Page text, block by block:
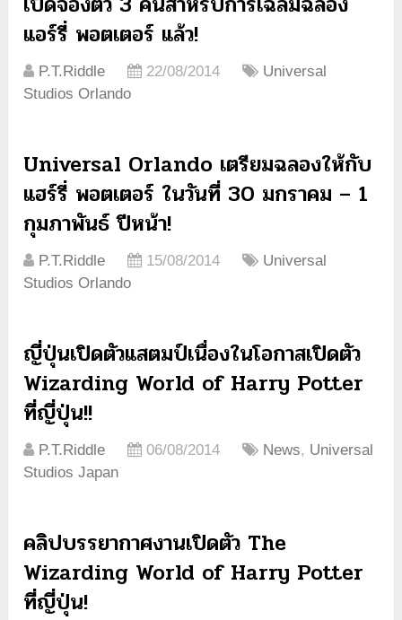
แอร์รี่ พอตเตอร์ แล้ว!
P.T.Riddle 22/08/2014
Universal
Studios Orlando
Universal Orlando เตรียมฉลองให้กับ
แฮร์รี่ พอตเตอร์ ในวันที่ 30 มกราคม – 1
กุมภาพันธ์ ปีหน้า!
P.T.Riddle 15/08/2014
Universal
Studios Orlando
ญี่ปุ่นเปิดตัวแสตมป์เนื่องในโอกาสเปิดตัว
Wizarding World of Harry Potter
ที่ญี่ปุ่น!!
P.T.Riddle 06/08/2014 News, Universal
Studios Japan
คลิปบรรยากาศงานเปิดตัว The
Wizarding World of Harry Potter
ที่ญี่ปุ่น!